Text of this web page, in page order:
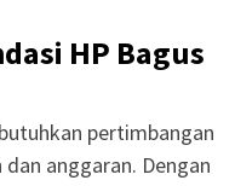
HP Bagus
pertimbangan
anggaran. Dengan